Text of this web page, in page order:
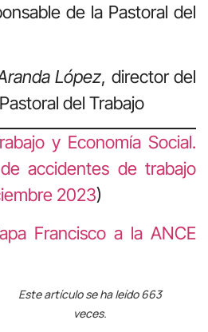
de la Pastoral del
López, director del
del Trabajo
y Economía Social.
accidentes de trabajo
2023)
Francisco a la ANCE
Este artículo se ha leído 663
veces.